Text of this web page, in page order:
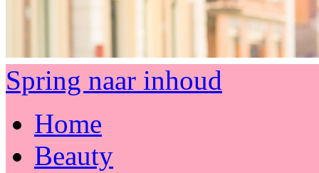
Spring naar inhoud
Home
Beauty